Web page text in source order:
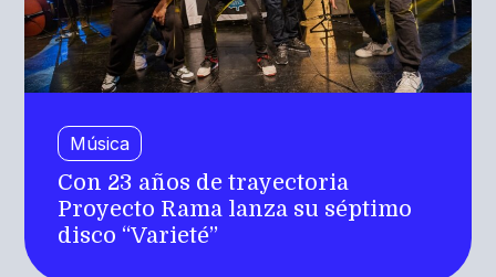
Música
Con 23 años de trayectoria
Proyecto Rama lanza su séptimo
disco “Varieté”